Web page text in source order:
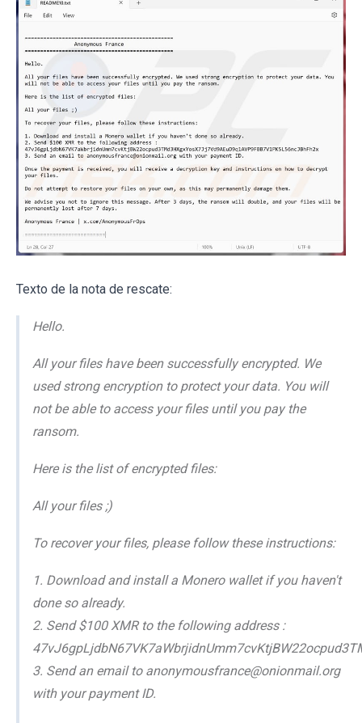
Texto de la nota de rescate:
Hello.
All your files have been successfully encrypted. We
used strong encryption to protect your data. You will
not be able to access your files until you pay the
ransom.
Here is the list of encrypted files:
All your files ;)
To recover your files, please follow these instructions:
1. Download and install a Monero wallet if you haven't
done so already.
2. Send $100 XMR to the following address :
3. Send an email to anonymousfrance@onionmail.org
with your payment ID.